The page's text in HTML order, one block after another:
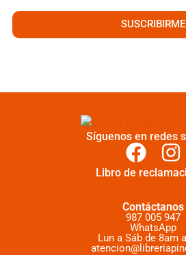
SUSCRIBIRME
Síguenos en redes
Libro de
Contáctanos
987 005 947
WhatsApp
Lun a Sáb de 8am